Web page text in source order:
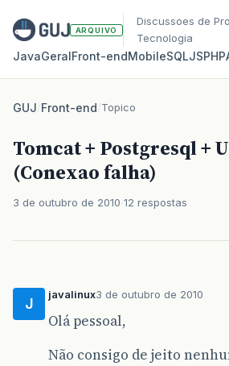
ARQUIVO
Discussoes de
Tecnologia
JavaGeralFront‑endMobileSQLJSPHP
GUJ/Front-end/Topico
Tomcat + Postgresql +
(Conexao falha)
3 de outubro de 2010 12 respostas
J
javalinux3 de outubro de 2010
Olá pessoal,
Não consigo de jeito